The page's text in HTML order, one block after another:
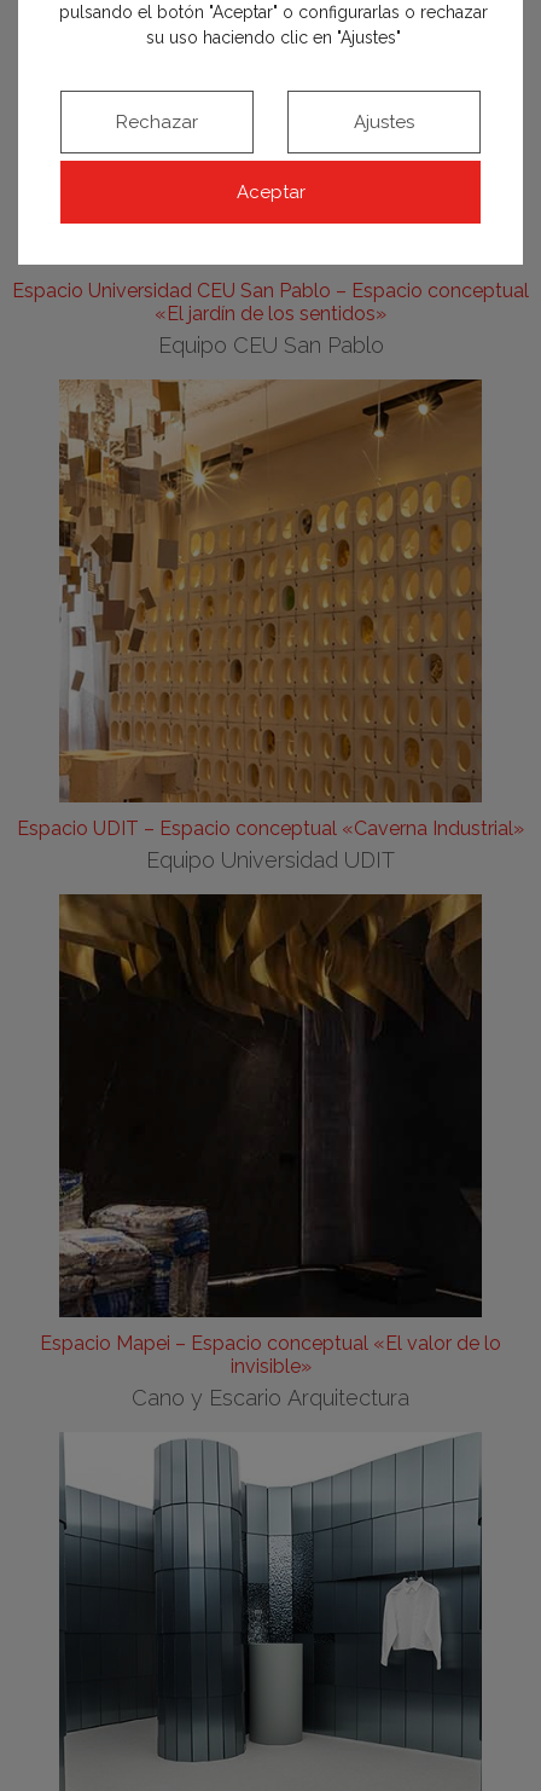
Espacio Universidad CEU San Pablo – Espacio conceptual
«El jardín de los sentidos»
Equipo CEU San Pablo
Espacio UDIT – Espacio conceptual «Caverna Industrial»
Equipo Universidad UDIT
Espacio Mapei – Espacio conceptual «El valor de lo
invisible»
Cano y Escario Arquitectura
pulsando el botón "Aceptar" o configurarlas o rechazar
su uso haciendo clic en "Ajustes"
Aceptar
Rechazar Ajustes